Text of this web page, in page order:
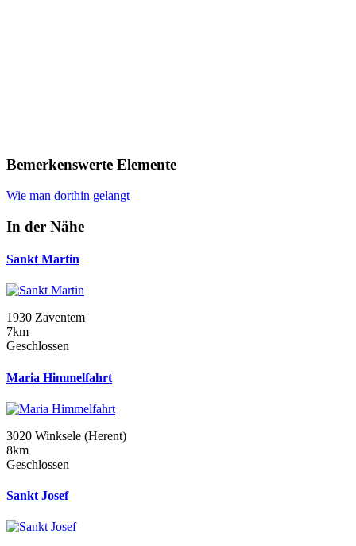
Bemerkenswerte Elemente
Wie man dorthin gelangt
In der Nähe
Sankt Martin
1930 Zaventem
7km
Geschlossen
Maria Himmelfahrt
3020 Winksele (Herent)
8km
Geschlossen
Sankt Josef